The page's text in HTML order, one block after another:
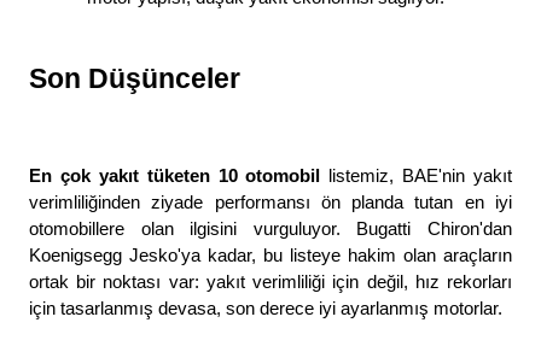
Son Düşünceler
En çok yakıt tüketen 10 otomobil
listemiz, BAE'nin yakıt
verimliliğinden ziyade performansı ön planda tutan en iyi
otomobillere olan ilgisini vurguluyor. Bugatti Chiron'dan
Koenigsegg Jesko'ya kadar, bu listeye hakim olan araçların
ortak bir noktası var: yakıt verimliliği için değil, hız rekorları
için tasarlanmış devasa, son derece iyi ayarlanmış motorlar.